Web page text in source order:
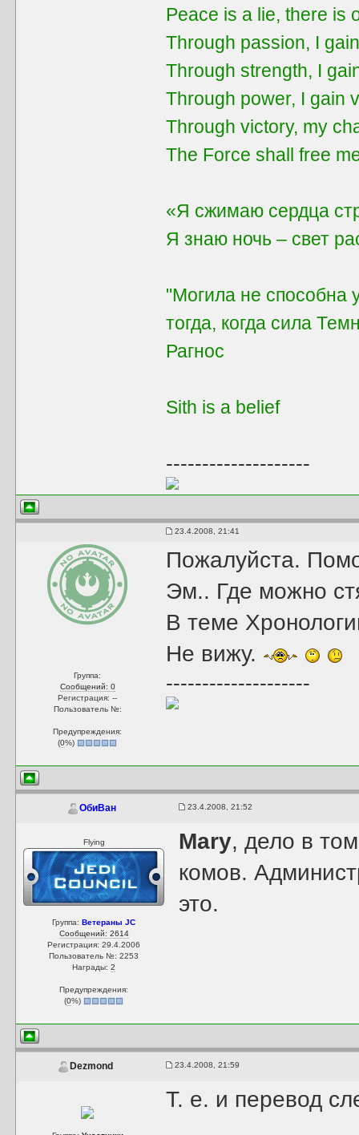
Peace is a lie, there is
Through passion, I
Through strength, I
Through power, I gain
Through victory, my
The Force shall free
«Я сжимаю сердца
Я знаю ночь – свет
"Могила не способна
тогда, когда сила
Рагнос
Sith is a belief
--------------------
23.4.2008, 21:41
Группа:
Сообщений: 0
Регистрация: --
Пользователь №:
Предупреждения:
(0%)
Пожалуйста.
Эм.. Где можно
В теме
Не вижу.
--------------------
ОбиВан 23.4.2008, 21:52
Flying
Группа:Ветераны JC
Сообщений: 2614
Регистрация: 29.4.2006
Пользователь №: 2253
Награды:2
Предупреждения:
(0%)
Mary, дело в
комов.
это.
Dezmond 23.4.2008, 21:59
Т. е. и перевод